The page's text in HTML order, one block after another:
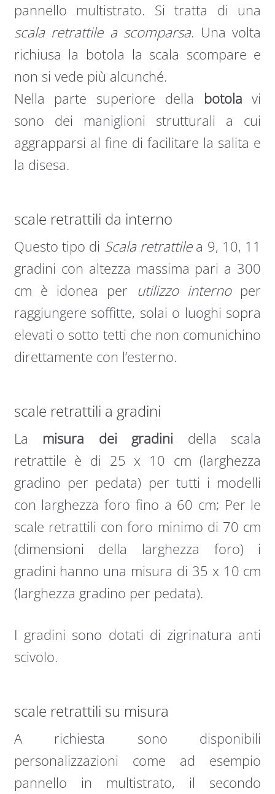
pannello multistrato. Si tratta di una
scala retrattile a scomparsa. Una volta
richiusa la botola la scala scompare e
non si vede più alcunché.
Nella parte superiore della botola vi
sono dei maniglioni strutturali a cui
aggrapparsi al fine di facilitare la salita e
la disesa.
scale retrattili da interno
Questo tipo di Scala retrattilea 9, 10, 11
gradini con altezza massima pari a 300
cm è idonea per utilizzo internoper
raggiungere soffitte, solai o luoghi sopra
elevati o sotto tetti che non comunichino
direttamente con l’esterno.
scale retrattili a gradini
La misura dei gradini della scala
retrattile è di 25 x 10 cm (larghezza
gradino per pedata) per tutti i modelli
con larghezza foro fino a 60 cm; Per le
scale retrattili con foro minimo di 70 cm
(dimensioni della larghezza foro) i
gradini hanno una misura di 35 x 10 cm
(larghezza gradino per pedata).
I gradini sono dotati di zigrinatura anti
scivolo.
scale retrattili su misura
A richiesta sono disponibili
personalizzazioni come ad esempio
pannello in multistrato, il secondo